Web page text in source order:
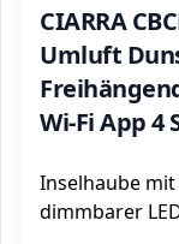
CIARRA
Umluft
Wi-Fi App 4
Inselhaube
dimmbarer